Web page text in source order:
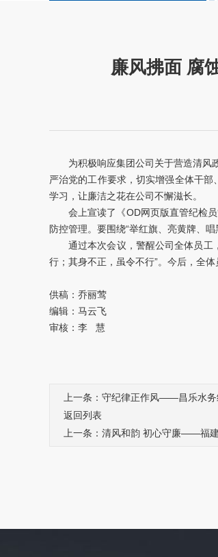
廉风拂面 腐
为积极响应集团公司关于营造清风
严治党的工作要求，切实增强全体干
学习，让廉洁之花在公司不懈滋长。
会上宣读了《OD网页版直管纪检
防控管理。要围绕“举红旗、亮黄牌、
通过本次会议，警醒公司全体员工
行；其身不正，虽令不行”。今后，全
供稿：乔丽莺
编辑：马云飞
审核：李 慧
上一条：守纪律正作风——昌乐水
返回列表
上一条：清风和韵 初心守廉——福